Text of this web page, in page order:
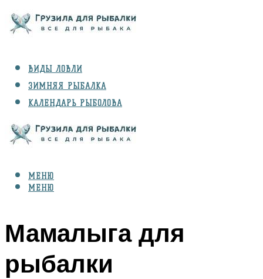
ВИДЫ ЛОВЛИ
ЗИМНЯЯ РЫБАЛКА
КАЛЕНДАРЬ РЫБОЛОВА
СНАРЯЖЕНИЕ
МЕНЮ
МЕНЮ
Мамалыга для
рыбалки